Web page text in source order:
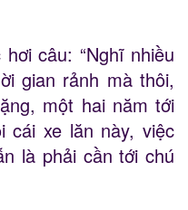
câu: “Nghĩ nhiều
gian rảnh mà thôi,
một hai năm tới
cái xe lăn này, việc
là phải cần tới chú